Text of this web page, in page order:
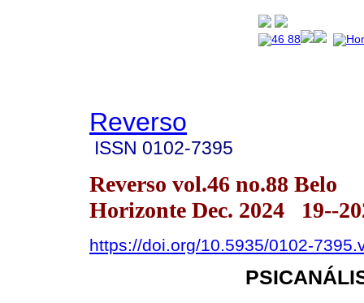
Reverso
ISSN 0102-7395
Reverso vol.46 no.88 Belo
Horizonte Dec. 2024 19--
https://doi.org/10.5935/0102-